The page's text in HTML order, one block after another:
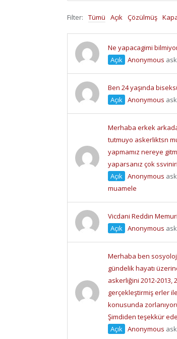
Filter: Tümü Açık Çözülmüş
Ne yapacagimi
Açık Anonymous
Ben 24 yaşında
Açık Anonymous
Merhaba erkek
tutmuyo askerliktsn
yapmamız nereye
yaparsanız çok
Açık Anonymous
muamele
Vicdani Reddin
Açık Anonymous
Merhaba ben
gündelik hayatı
askerliğini 2012-2013,
gerçekleştirmiş erler
konusunda
Şimdiden teşekkür
Açık Anonymous